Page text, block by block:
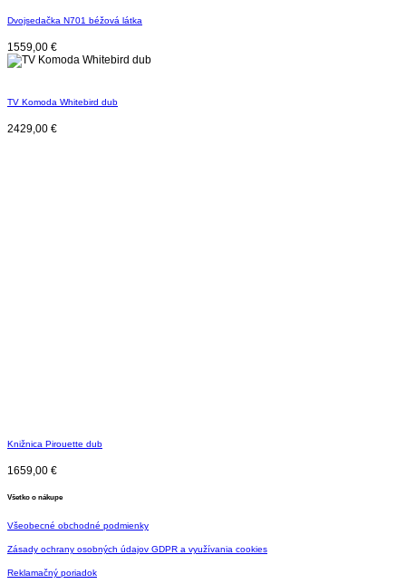
Dvojsedačka N701 béžová látka
1559,00 €
TV Komoda Whitebird dub
2429,00 €
Knižnica Pirouette dub
1659,00 €
Všetko o nákupe
Všeobecné obchodné podmienky
Zásady ochrany osobných údajov GDPR a využívania cookies
Reklamačný poriadok